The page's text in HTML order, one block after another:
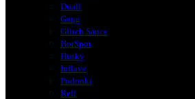
Duall
Gang
Glitch Sauce
HotSpot
Husky
Inflave
Podonki
Rell